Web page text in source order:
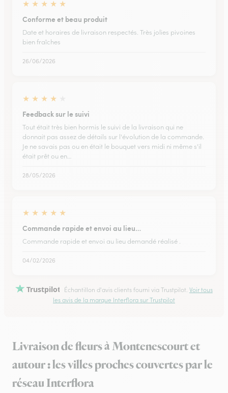
★ ★ ★ ★ ★
Conforme et beau produit
Date et horaires de livraison respectés. Très jolies pivoines
bien fraîches
26/06/2026
★ ★ ★ ★
Feedback sur le suivi
Tout était très bien hormis le suivi de la livraison qui ne
donnait pas assez de détails sur l'évolution de la commande.
Je ne savais pas ou en était le bouquet vers midi ni même s'il
était prêt ou en…
28/05/2026
★ ★ ★ ★ ★
Commande rapide et envoi au lieu…
Commande rapide et envoi au lieu demandé réalisé .
04/02/2026
Trustpilot Échantillon d'avis clients fourni via Trustpilot. Voir tous
les avis de la marque Interflora sur Trustpilot
Livraison de fleurs à Montenescourt et
autour : les villes proches couvertes par le
réseau Interflora